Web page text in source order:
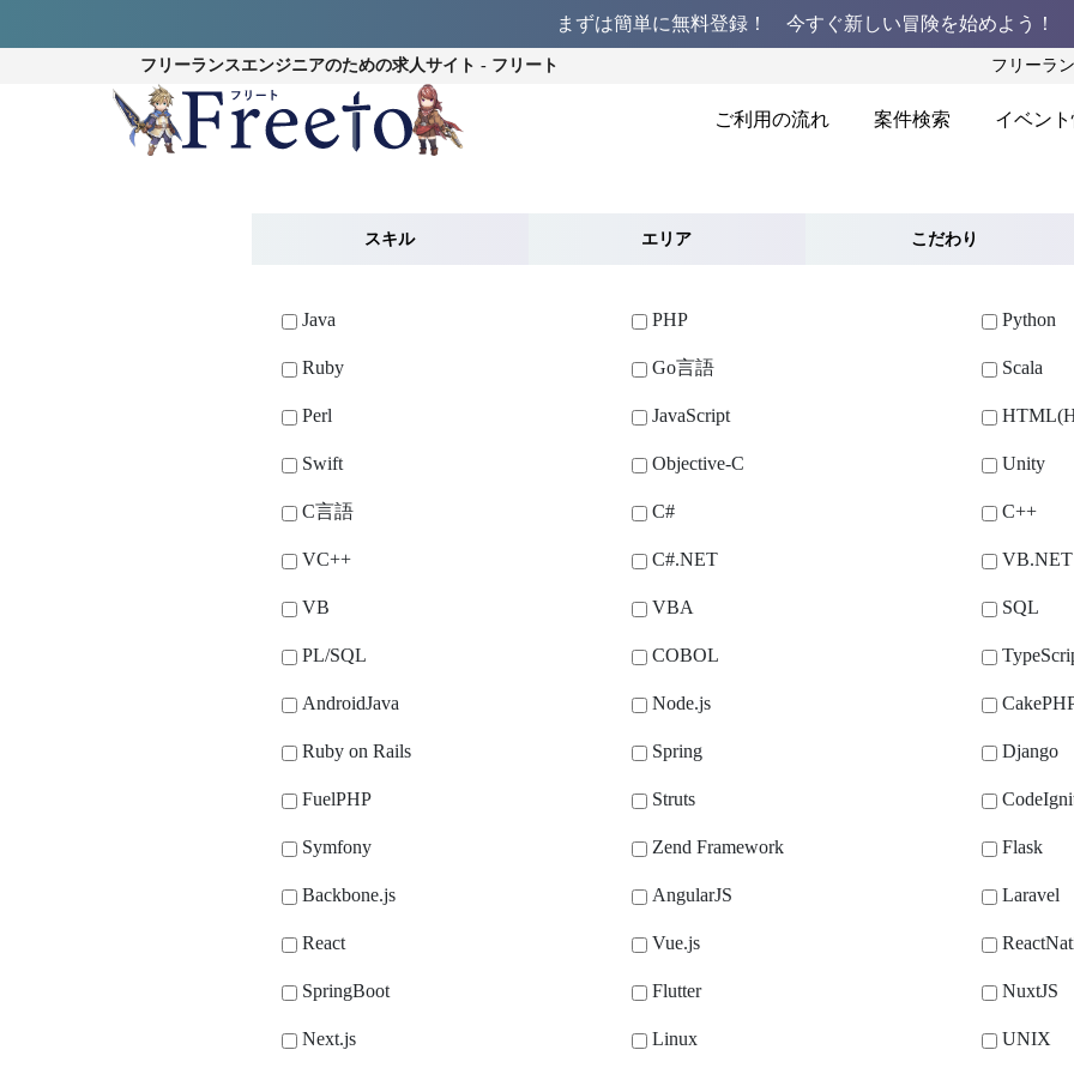
まずは簡単に無料登録！ 今すぐ新しい冒険を始めよう！
フリーランスエンジニアのための求人サイト - フリート フリーラ
ご利用の流れ 案件検索 イベン
スキル エリア こだわり
Java PHP Python
Ruby Go言語 Scala
Perl JavaScript
Swift Objective-C Unity
C言語 C# C++
VC++ C#.NET VB.NET
VB VBA SQL
PL/SQL COBOL
AndroidJava Node.js
Ruby on Rails Spring Django
FuelPHP Struts
Symfony Zend Framework Flask
Backbone.js AngularJS Laravel
React Vue.js
SpringBoot Flutter NuxtJS
Next.js Linux UNIX